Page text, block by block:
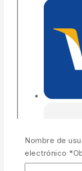
Nombre de
electrónico *